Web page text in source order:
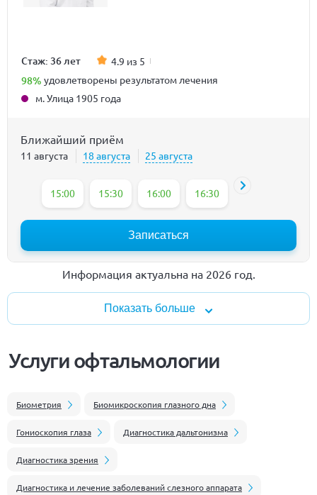
Стаж: 36 лет 4.9 из 5
98% удовлетворены результатом лечения
м. Улица 1905 года
Ближайший приём
11 августа 18 августа 25 августа
15:00 15:30 16:00 16:30 17:00
Записаться
Информация актуальна на 2026 год.
Показать больше
Услуги офтальмологии
Биометрия Биомикроскопия глазного дна
Гониоскопия глаза Диагностика дальтонизма
Диагностика зрения
Диагностика и лечение заболеваний слезного аппарата